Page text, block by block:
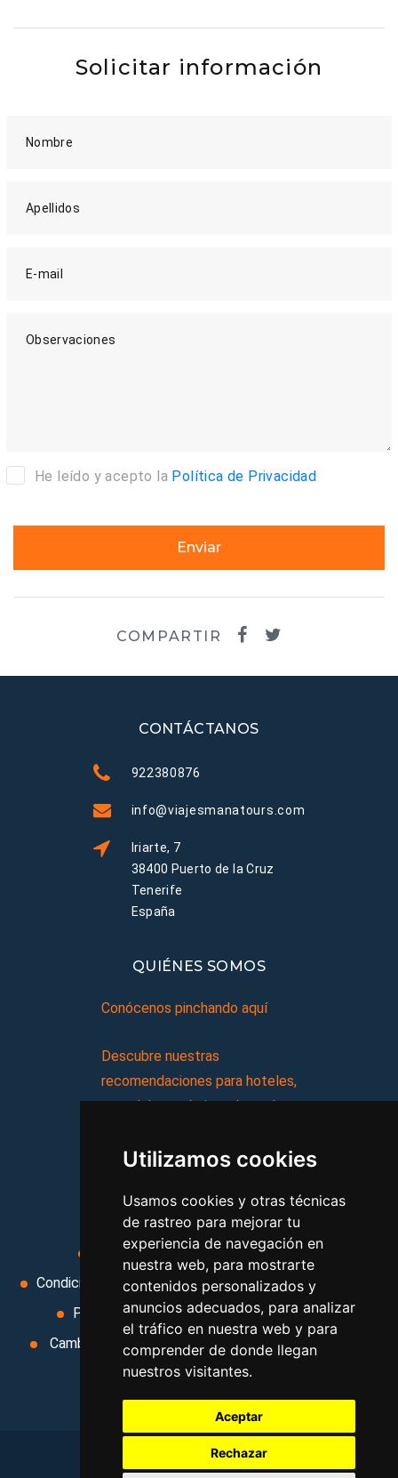
Utilizamos cookies
Usamos cookies y otras técnicas
de rastreo para mejorar tu
experiencia de navegación en
nuestra web, para mostrarte
contenidos personalizados y
anuncios adecuados, para analizar
el tráfico en nuestra web y para
comprender de donde llegan
nuestros visitantes.
Aceptar
Rechazar
Solicitar información
Nombre
Apellidos
E-mail
Observaciones
He leído y acepto la Política de Privacidad
Enviar
COMPARTIR
CONTÁCTANOS
922380876
info@viajesmanatours.com
Iriarte, 7
38400 Puerto de la Cruz
Tenerife
España
QUIÉNES SOMOS
Conócenos pinchando aquí
Descubre nuestras
recomendaciones para hoteles,
complejos turísticos, hostales,
viajes, y mucho más!
MI AGENCIA
Aviso legal
Condiciones de uso
Condiciones Generales
Ley de Viajes Combinados
Política de privacidad
Uso de cookies
Cambiar preferencias de cookies
Area privada
Contacto